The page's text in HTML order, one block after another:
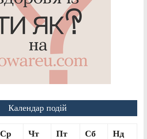
Календар подій
Ср Чт Пт Сб Нд